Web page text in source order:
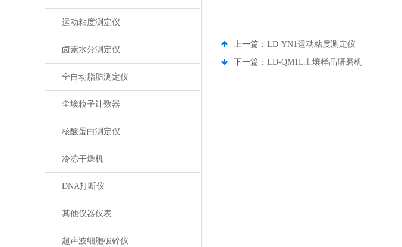
运动粘度测定仪
卤素水分测定仪
全自动脂肪测定仪
尘埃粒子计数器
核酸蛋白测定仪
冷冻干燥机
DNA打断仪
其他仪器仪表
超声波细胞破碎仪
上一篇： LD-YN1运动粘度测定仪
下一篇： LD-QM1L土壤样品研磨机